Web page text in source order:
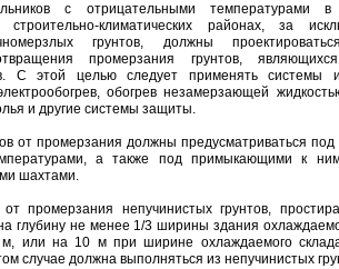
с отрицательными температурами в
климатических районах, за
грунтов, должны
промерзания грунтов,
С этой целью следует применять системы
обогрев незамерзающей
и другие системы защиты.
от промерзания должны предусматриваться
а также под примыкающими к
шахтами.
промерзания непучинистых грунтов,
глубину не менее 1/3 ширины здания
или на 10 м при ширине охлаждаемого
случае должна выполняться из непучинистых